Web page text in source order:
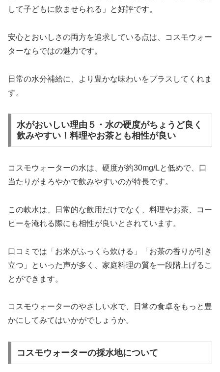
して子どもに飲ませられる」と好評です。
安心とおいしさの両方を追求している点は、コスモウォー
ターならではの魅力です。
日常の水分補給に、より豊かな味わいをプラスしてくれま
す。
水がおいしい理由５・水の硬度がちょうど良く
飲みやすい！料理やお茶とも相性が良い
コスモウォーターの水は、硬度が約30mg/Lと低めで、口
当たりがまろやかで飲みやすいのが特長です。
この軟水は、日常的な飲用だけでなく、料理やお茶、コー
ヒーを淹れる際にも相性が良いとされています。
口コミでは「お米がふっくら炊ける」「お茶の香りが引き
立つ」といった声が多く、家庭料理の質を一段階上げるこ
とができます。
コスモウォーターのやさしい水で、日常の食卓をもっと豊
かにしてみてはいかがでしょうか。
コスモウォーターの採水地について